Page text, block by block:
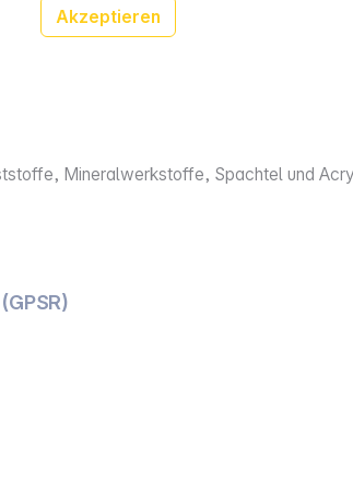
Akzeptieren
Mineralwerkstoffe, Spachtel und